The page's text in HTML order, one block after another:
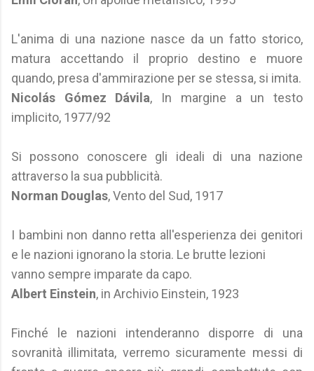
L'anima di una nazione nasce da un fatto storico,
matura accettando il proprio destino e muore
quando, presa d'ammirazione per se stessa, si imita.
Nicolás Gómez Dávila, In margine a un testo
implicito, 1977/92
Si possono conoscere gli ideali di una nazione
attraverso la sua pubblicità.
Norman Douglas, Vento del Sud, 1917
I bambini non danno retta all'esperienza dei genitori
e le nazioni ignorano la storia. Le brutte lezioni
vanno sempre imparate da capo.
Albert Einstein, in Archivio Einstein, 1923
Finché le nazioni intenderanno disporre di una
sovranità illimitata, verremo sicuramente messi di